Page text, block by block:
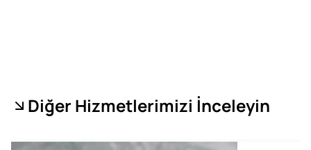
Diğer Hizmetlerimizi İnceleyin